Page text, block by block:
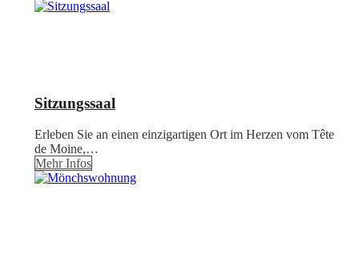
Sitzungssaal
Erleben Sie an einen einzigartigen Ort im Herzen vom Tête
de Moine,…
Mehr Infos